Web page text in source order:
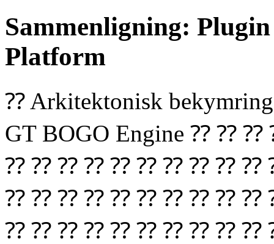
Sammenligning:
Platform
⁇ Arkitektonisk
GT BOGO Engine ⁇
⁇ ⁇ ⁇ ⁇ ⁇ ⁇ ⁇ ⁇ ⁇ ⁇
⁇ ⁇ ⁇ ⁇ ⁇ ⁇ ⁇ ⁇ ⁇ ⁇
⁇ ⁇ ⁇ ⁇ ⁇ ⁇ ⁇ ⁇ ⁇ ⁇